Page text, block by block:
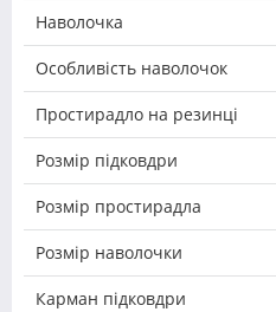
Наволочка
Особливість наволочок
Простирадло на резинці
Розмір підковдри
Розмір простирадла
Розмір наволочки
Карман підковдри